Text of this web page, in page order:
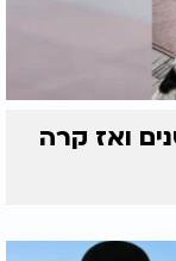
את הכלב שלו ל־3 שנים ואז קרה